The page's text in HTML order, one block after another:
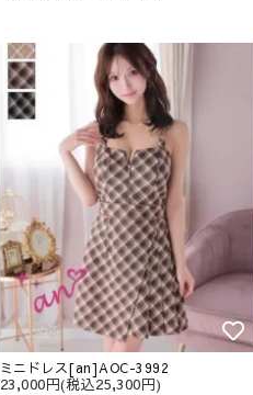
ミニドレス[an]AOC-3992
23,000円(税込25,300円)